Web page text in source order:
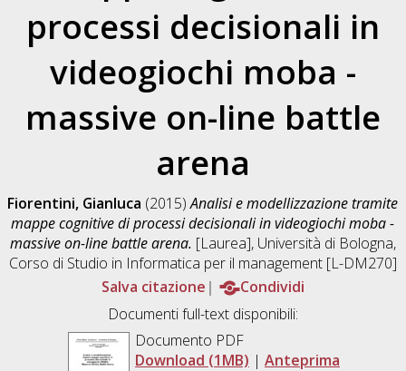
processi decisionali in
videogiochi moba -
massive on-line battle
arena
Fiorentini, Gianluca (2015)Analisi e modellizzazione tramite
mappe cognitive di processi decisionali in videogiochi moba -
massive on-line battle arena. [Laurea], Università di Bologna,
Corso di Studio in Informatica per il management [L-DM270]
Salva citazione
Condividi
Documenti full-text disponibili:
Documento PDF
Download (1MB) | Anteprima